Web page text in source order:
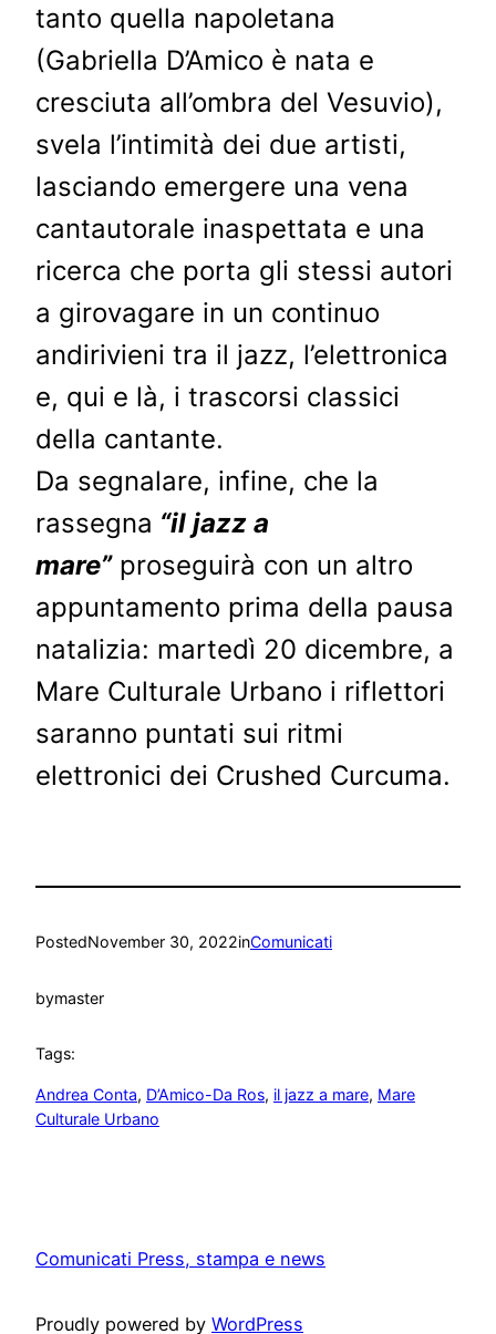
tanto quella napoletana
(Gabriella D’Amico è nata e
cresciuta all’ombra del Vesuvio),
svela l’intimità dei due artisti,
lasciando emergere una vena
cantautorale inaspettata e una
ricerca che porta gli stessi autori
a girovagare in un continuo
andirivieni tra il jazz, l’elettronica
e, qui e là, i trascorsi classici
della cantante.
Da segnalare, infine, che la
rassegna “il jazz a
mare”proseguirà con un altro
appuntamento prima della pausa
natalizia: martedì 20 dicembre, a
Mare Culturale Urbano i riflettori
saranno puntati sui ritmi
elettronici dei Crushed Curcuma.
PostedNovember 30, 2022inComunicati
bymaster
Tags:
Andrea Conta, D’Amico-Da Ros, il jazz a mare, Mare
Culturale Urbano
Comunicati Press, stampa e news
Proudly powered by WordPress